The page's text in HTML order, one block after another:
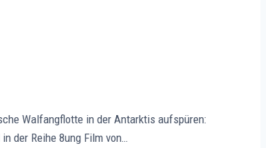
Walfangflotte in der Antarktis aufspüren:
der Reihe 8ung Film von…